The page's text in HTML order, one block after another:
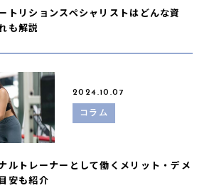
トリションスペシャリストはどんな資
も解説
2024.10.07
コラム
ルトレーナーとして働くメリット・デメ
安も紹介